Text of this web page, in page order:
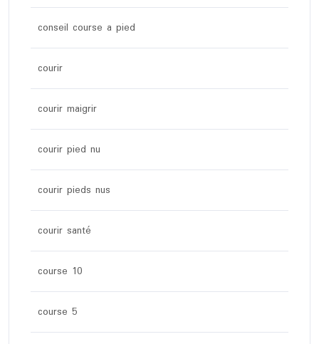
conseil course a pied
courir
courir maigrir
courir pied nu
courir pieds nus
courir santé
course 10
course 5